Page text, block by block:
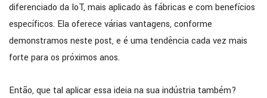
diferenciado da IoT, mais aplicado às fábricas e com benefícios
específicos. Ela oferece várias vantagens, conforme
demonstramos neste post, e é uma tendência cada vez mais
forte para os próximos anos.
Então, que tal aplicar essa ideia na sua indústria também?